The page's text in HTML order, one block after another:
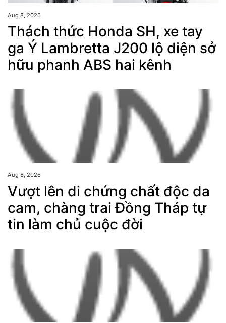
Aug 8, 2026
Thách thức Honda SH, xe tay
ga Ý Lambretta J200 lộ diện sở
hữu phanh ABS hai kênh
Aug 8, 2026
Vượt lên di chứng chất độc da
cam, chàng trai Đồng Tháp tự
tin làm chủ cuộc đời